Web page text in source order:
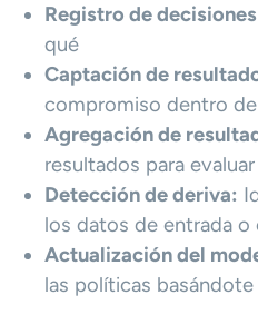
Registro de
qué
Captación de
compromiso dentro
Agregación de
resultados para
Detección de deriva:
los datos de entrada
Actualización del
las políticas